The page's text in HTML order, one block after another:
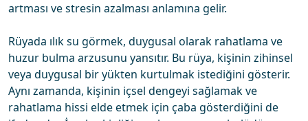
artması ve stresin azalması anlamına gelir.
Rüyada ılık su görmek, duygusal olarak rahatlama ve
huzur bulma arzusunu yansıtır. Bu rüya, kişinin zihinsel
veya duygusal bir yükten kurtulmak istediğini gösterir.
Aynı zamanda, kişinin içsel dengeyi sağlamak ve
rahatlama hissi elde etmek için çaba gösterdiğini de